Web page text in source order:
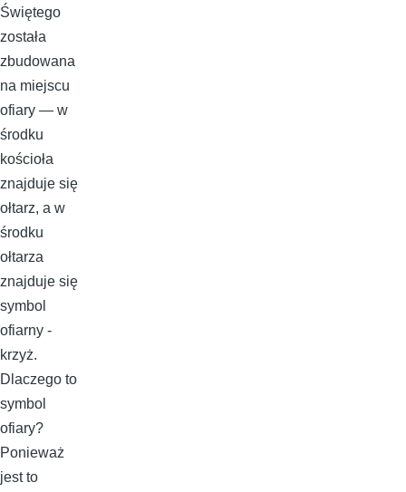
Świętego
została
zbudowana
na miejscu
ofiary — w
środku
kościoła
znajduje się
ołtarz, a w
środku
ołtarza
znajduje się
symbol
ofiarny -
krzyż.
Dlaczego to
symbol
ofiary?
Ponieważ
jest to